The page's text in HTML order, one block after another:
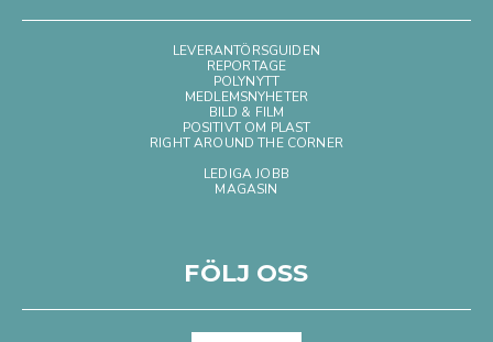
LEVERANTÖRSGUIDEN
REPORTAGE
POLYNYTT
MEDLEMSNYHETER
BILD & FILM
POSITIVT OM PLAST
RIGHT AROUND THE CORNER
LEDIGA JOBB
MAGASIN
FÖLJ OSS